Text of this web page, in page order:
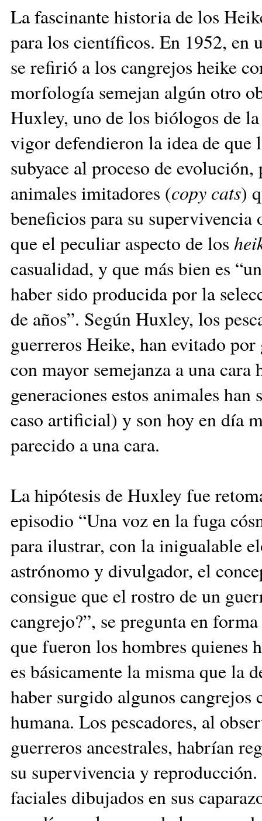
La fascinante historia de los
para los científicos. En 1952,
se refirió a los cangrejos heike
morfología semejan algún otro
Huxley, uno de los biólogos de
vigor defendieron la idea de
subyace al proceso de
animales imitadores (copy cats)
beneficios para su
que el peculiar aspecto de los
casualidad, y que más bien es
haber sido producida por la
de años”. Según Huxley, los
guerreros Heike, han evitado
con mayor semejanza a una
generaciones estos animales
caso artificial) y son hoy en día
parecido a una cara.
La hipótesis de Huxley fue
episodio “Una voz en la fuga
para ilustrar, con la inigualable
astrónomo y divulgador, el
consigue que el rostro de un
cangrejo?”, se pregunta en
que fueron los hombres quienes
es básicamente la misma que la
haber surgido algunos cangrejos
humana. Los pescadores, al
guerreros ancestrales, habrían
su supervivencia y
faciales dibujados en sus